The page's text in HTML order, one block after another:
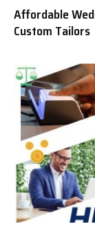
Affordable
Custom Tailors